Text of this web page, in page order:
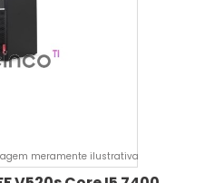
meramente ilustrativa